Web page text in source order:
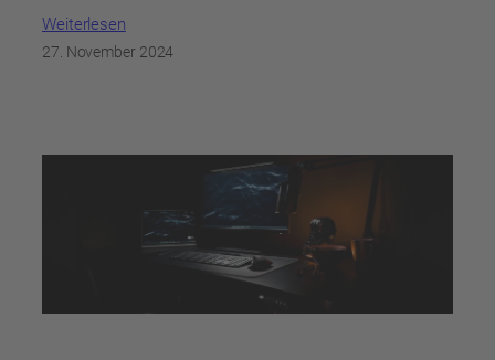
Weiterlesen
27. November 2024